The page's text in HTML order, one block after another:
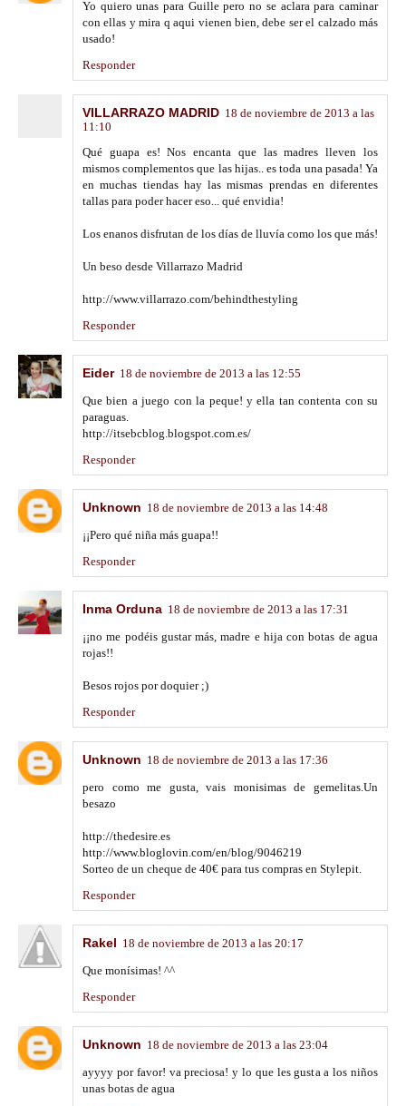
Yo quiero unas para Guille pero no se aclara para caminar
con ellas y mira q aqui vienen bien, debe ser el calzado más
usado!
Responder
VILLARRAZO MADRID 18 de noviembre de 2013 a las
11:10
Qué guapa es! Nos encanta que las madres lleven los
mismos complementos que las hijas.. es toda una pasada! Ya
en muchas tiendas hay las mismas prendas en diferentes
tallas para poder hacer eso... qué envidia!
Los enanos disfrutan de los días de lluvía como los que más!
Un beso desde Villarrazo Madrid
http://www.villarrazo.com/behindthestyling
Responder
Eider 18 de noviembre de 2013 a las 12:55
Que bien a juego con la peque! y ella tan contenta con su
paraguas.
http://itsebcblog.blogspot.com.es/
Responder
Unknown 18 de noviembre de 2013 a las 14:48
¡¡Pero qué niña más guapa!!
Responder
Inma Orduna 18 de noviembre de 2013 a las 17:31
¡¡no me podéis gustar más, madre e hija con botas de agua
rojas!!
Besos rojos por doquier ;)
Responder
Unknown 18 de noviembre de 2013 a las 17:36
pero como me gusta, vais monisimas de gemelitas.Un
besazo
http://thedesire.es
http://www.bloglovin.com/en/blog/9046219
Sorteo de un cheque de 40€ para tus compras en Stylepit.
Responder
Rakel 18 de noviembre de 2013 a las 20:17
Que monísimas! ^^
Responder
Unknown 18 de noviembre de 2013 a las 23:04
ayyyy por favor! va preciosa! y lo que les gusta a los niños
unas botas de agua